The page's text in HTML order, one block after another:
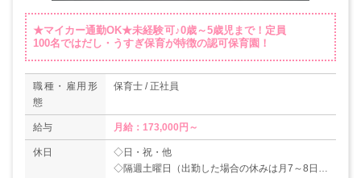
★マイカー通勤OK★未経験可♪0歳～5歳児まで！定員
100名ではだし・うすぎ保育が特徴の認可保育園！
職種・雇用形
態
保育士 / 正社員
給与 月給：173,000円～
休日
◇日・祝・他
◇隔週土曜日（出勤した場合の休みは月7～8日）